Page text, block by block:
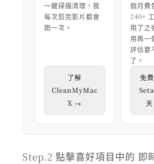
一鍵掃描清理，我
每次剪完影片都會
跑一次。
了解
CleanMyMac
X →
個月費
240+
用了之
用再一
評估要
了。
免
Step.2 點擊喜好項目中的 即